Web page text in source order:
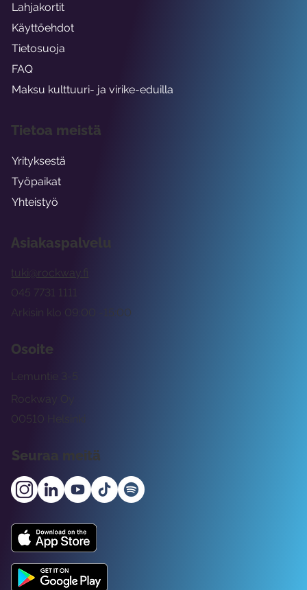
Asiakaspalvelu
tuki@rockway.fi
Arkisin klo 09:00 -15:00
045 7731 1111
Osoite
Rockway Oy
Lemuntie 3-5
00510 Helsinki
Seuraa meitä
Lahjakortit
Käyttöehdot
Tietosuoja
FAQ
Maksu kulttuuri- ja virike-eduilla
Tietoa meistä
Yrityksestä
Työpaikat
Yhteistyö